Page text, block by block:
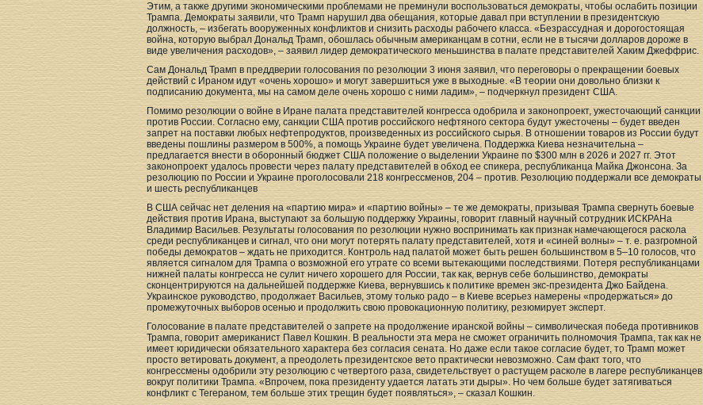
Этим, а также другими экономическими проблемами не преминули воспользоваться демократы, чтобы ослабить позиции
Трампа. Демократы заявили, что Трамп нарушил два обещания, которые давал при вступлении в президентскую
должность, – избегать вооруженных конфликтов и снизить расходы рабочего класса. «Безрассудная и дорогостоящая
война, которую выбрал Дональд Трамп, обошлась обычным американцам в сотни, если не в тысячи долларов дороже в
виде увеличения расходов», – заявил лидер демократического меньшинства в палате представителей Хаким Джеффрис.
Сам Дональд Трамп в преддверии голосования по резолюции 3 июня заявил, что переговоры о прекращении боевых
действий с Ираном идут «очень хорошо» и могут завершиться уже в выходные. «В теории они довольно близки к
подписанию документа, мы на самом деле очень хорошо с ними ладим», – подчеркнул президент США.
Помимо резолюции о войне в Иране палата представителей конгресса одобрила и законопроект, ужесточающий санкции
против России. Согласно ему, санкции США против российского нефтяного сектора будут ужесточены – будет введен
запрет на поставки любых нефтепродуктов, произведенных из российского сырья. В отношении товаров из России будут
введены пошлины размером в 500%, а помощь Украине будет увеличена. Поддержка Киева незначительна –
предлагается внести в оборонный бюджет США положение о выделении Украине по $300 млн в 2026 и 2027 гг. Этот
законопроект удалось провести через палату представителей в обход ее спикера, республиканца Майка Джонсона. За
резолюцию по России и Украине проголосовали 218 конгрессменов, 204 – против. Резолюцию поддержали все демократы
и шесть республиканцев
В США сейчас нет деления на «партию мира» и «партию войны» – те же демократы, призывая Трампа свернуть боевые
действия против Ирана, выступают за большую поддержку Украины, говорит главный научный сотрудник ИСКРАНа
Владимир Васильев. Результаты голосования по резолюции нужно воспринимать как признак намечающегося раскола
среди республиканцев и сигнал, что они могут потерять палату представителей, хотя и «синей волны» – т. е. разгромной
победы демократов – ждать не приходится. Контроль над палатой может быть решен большинством в 5–10 голосов, что
является сигналом для Трампа о возможной его утрате со всеми вытекающими последствиями. Потеря республиканцами
нижней палаты конгресса не сулит ничего хорошего для России, так как, вернув себе большинство, демократы
сконцентрируются на дальнейшей поддержке Киева, вернувшись к политике времен экс-президента Джо Байдена.
Украинское руководство, продолжает Васильев, этому только радо – в Киеве всерьез намерены «продержаться» до
промежуточных выборов осенью и продолжить свою провокационную политику, резюмирует эксперт.
Голосование в палате представителей о запрете на продолжение иранской войны – символическая победа противников
Трампа, говорит американист Павел Кошкин. В реальности эта мера не сможет ограничить полномочия Трампа, так как не
имеет юридически обязательного характера без согласия сената. Но даже если такое согласие будет, то Трамп может
просто ветировать документ, а преодолеть президентское вето практически невозможно. Сам факт того, что
конгрессмены одобрили эту резолюцию с четвертого раза, свидетельствует о растущем расколе в лагере республиканцев
вокруг политики Трампа. «Впрочем, пока президенту удается латать эти дыры». Но чем больше будет затягиваться
конфликт с Тегераном, тем больше этих трещин будет появляться», – сказал Кошкин.